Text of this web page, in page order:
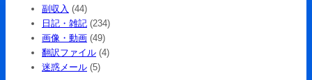
副収入 (44)
日記・雑記 (234)
画像・動画 (49)
翻訳ファイル (4)
迷惑メール (5)